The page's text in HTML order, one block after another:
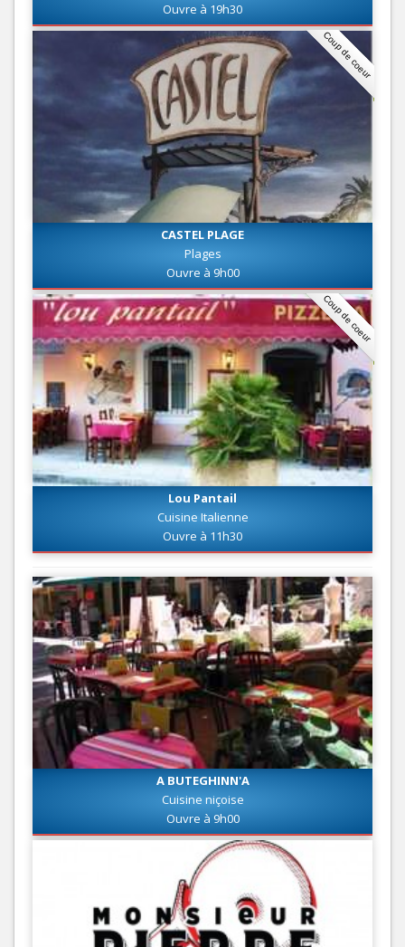
Ouvre à 19h30
Coup de coeur
CASTEL PLAGE
Plages
Ouvre à 9h00
Coup de coeur
Lou Pantail
Cuisine Italienne
Ouvre à 11h30
A BUTEGHINN'A
Cuisine niçoise
Ouvre à 9h00